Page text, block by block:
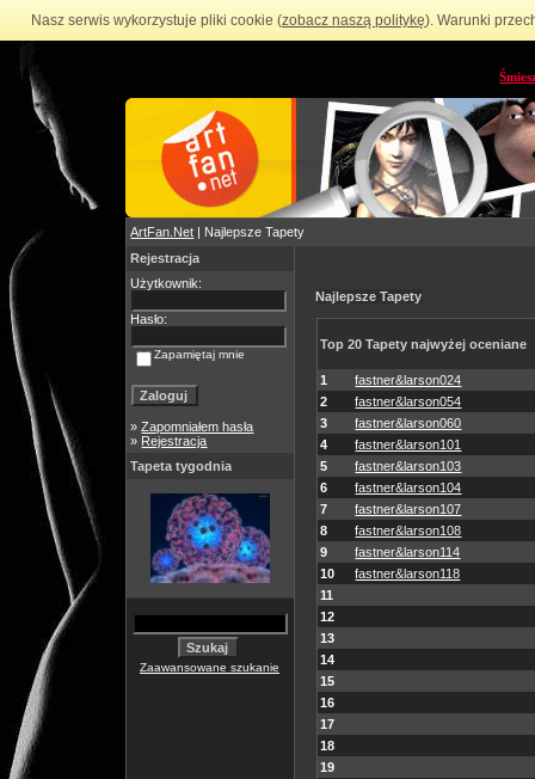
Nasz serwis wykorzystuje pliki cookie (zobacz naszą politykę). Warunki
ArtFan.Net | Najlepsze Tapety
Rejestracja
Użytkownik:
Hasło:
Zapamiętaj mnie
»Zapomniałem hasła
» Rejestracja
Tapeta tygodnia
Zaawansowane szukanie
Najlepsze Tapety
Top 20 Tapety najwyżej oceniane
1
fastner&larson024
2
fastner&larson054
3
fastner&larson060
4
fastner&larson101
5
fastner&larson103
6
fastner&larson104
7
fastner&larson107
8
fastner&larson108
9
fastner&larson114
10
fastner&larson118
11
12
13
14
15
16
17
18
19